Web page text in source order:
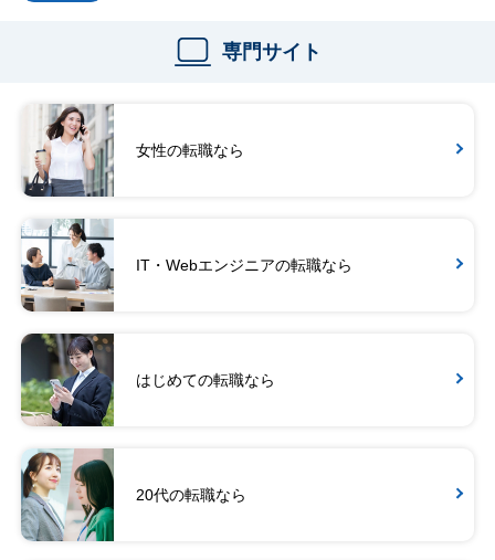
専門サイト
女性の転職なら
IT・Webエンジニアの転職なら
はじめての転職なら
20代の転職なら